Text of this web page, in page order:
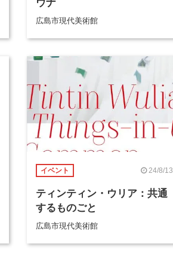
ウナ
広島市現代美術館
イベント 24/8/13
ティンティン・ウリア：共通
するものごと
広島市現代美術館